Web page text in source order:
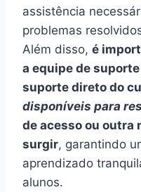
assistência
problemas
Além disso, é
a equipe de
suporte direto do
disponíveis para
de acesso ou outra
surgir, garantindo
aprendizado
alunos.